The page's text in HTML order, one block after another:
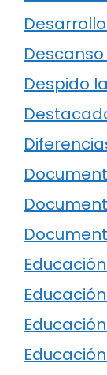
Despido